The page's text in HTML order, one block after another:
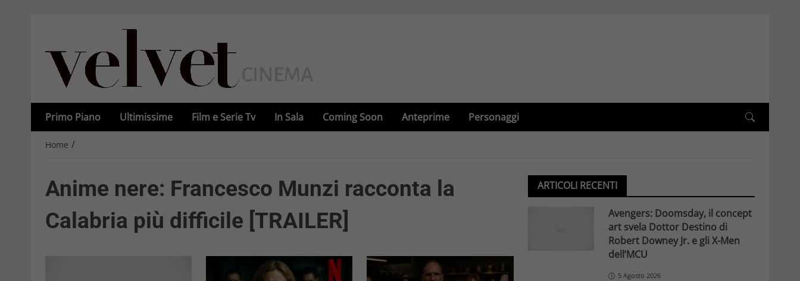
Primo Piano Ultimissime Film e Serie Tv In Sala Coming Soon Anteprime Personaggi
Home /
Anime nere: Francesco Munzi racconta la
Calabria più difficile [TRAILER]
ARTICOLI RECENTI
Avengers: Doomsday, il concept
art svela Dottor Destino di
Robert Downey Jr. e gli X-Men
dell’MCU
5 Agosto 2026